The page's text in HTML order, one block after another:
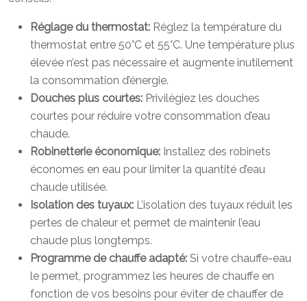
Réglage du thermostat: Réglez la température du
thermostat entre 50°C et 55°C. Une température plus
élevée n’est pas nécessaire et augmente inutilement
la consommation d’énergie.
Douches plus courtes: Privilégiez les douches
courtes pour réduire votre consommation d’eau
chaude.
Robinetterie économique: Installez des robinets
économes en eau pour limiter la quantité d’eau
chaude utilisée.
Isolation des tuyaux: L’isolation des tuyaux réduit les
pertes de chaleur et permet de maintenir l’eau
chaude plus longtemps.
Programme de chauffe adapté: Si votre chauffe-eau
le permet, programmez les heures de chauffe en
fonction de vos besoins pour éviter de chauffer de